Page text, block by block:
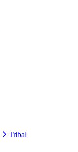
Tribal